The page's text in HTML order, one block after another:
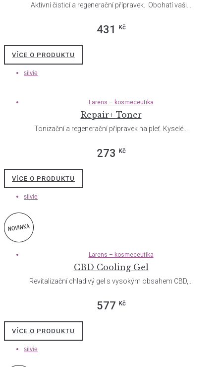
Aktivní čisticí a regenerační přípravek. Obohatí vaši...
431 Kč
VÍCE O PRODUKTU
silvie
Larens – kosmeceutika
Repair+ Toner
Tonizační a regenerační přípravek na pleť. Kyselé...
273 Kč
VÍCE O PRODUKTU
silvie
Larens – kosmeceutika
CBD Cooling Gel
Revitalizační chladivý gel s vysokým obsahem CBD,...
577 Kč
VÍCE O PRODUKTU
silvie